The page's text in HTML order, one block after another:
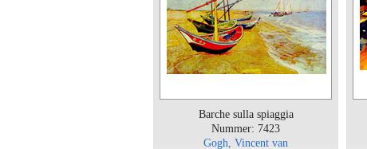
Barche sulla spiaggia
Nummer: 7423
Gogh, Vincent van